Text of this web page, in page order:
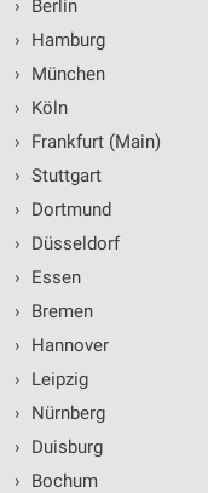
›
Berlin
›
Hamburg
›
München
›
Köln
›
Frankfurt (Main)
› Stuttgart
›
Dortmund
›
Düsseldorf
›
Essen
›
Bremen
›
Hannover
›
Leipzig
›
Nürnberg
›
Duisburg
›
Bochum